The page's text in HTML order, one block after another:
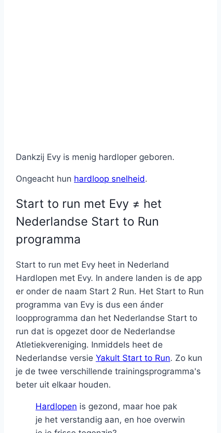
Dankzij Evy is menig hardloper geboren.
Ongeacht hun hardloop snelheid.
Start to run met Evy ≠ het
Nederlandse Start to Run
programma
Start to run met Evy heet in Nederland
Hardlopen met Evy. In andere landen is de app
er onder de naam Start 2 Run. Het Start to Run
programma van Evy is dus een ánder
loopprogramma dan het Nederlandse Start to
run dat is opgezet door de Nederlandse
Atletiekvereniging. Inmiddels heet de
Nederlandse versie Yakult Start to Run. Zo kun
je de twee verschillende trainingsprogramma's
beter uit elkaar houden.
Hardlopen is gezond, maar hoe pak
je het verstandig aan, en hoe overwin